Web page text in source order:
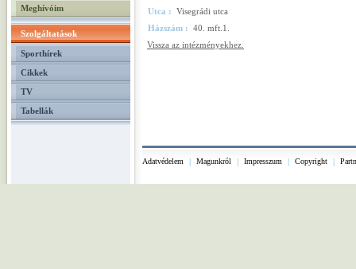
Meghívóim
Szolgáltatások
Sporthírek
Cikkek
TV
Tabellák
Utca : Visegrádi utca
Házszám : 40. mft.1.
Vissza az intézményekhez.
Adatvédelem | Magunkról | Impresszum | Copyright |